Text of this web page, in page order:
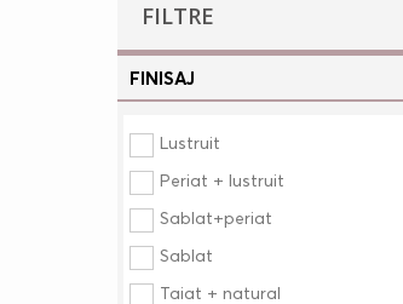
FILTRE
FINISAJ
Lustruit
Periat + lustruit
Sablat+periat
Sablat
Taiat + natural